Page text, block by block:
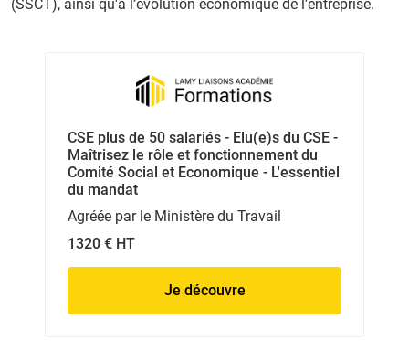
(SSCT), ainsi qu'à l’évolution économique de l’entreprise.
CSE plus de 50 salariés - Elu(e)s du CSE -
Maîtrisez le rôle et fonctionnement du
Comité Social et Economique - L'essentiel
du mandat
Agréée par le Ministère du Travail
1320 € HT
Je découvre